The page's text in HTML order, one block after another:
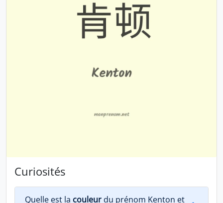
Curiosités
Quelle est la couleur du prénom Kenton et